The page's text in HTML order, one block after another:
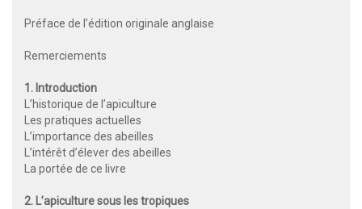
Préface de l’édition originale anglaise
Remerciements
1. Introduction
L’historique de l’apiculture
Les pratiques actuelles
L’importance des abeilles
L’intérêt d’élever des abeilles
La portée de ce livre
2. L’apiculture sous les tropiques